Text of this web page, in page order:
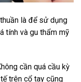
là để sử dụng
tính và gu thẩm mỹ
cần quá cầu kỳ
trên cổ tay cũng